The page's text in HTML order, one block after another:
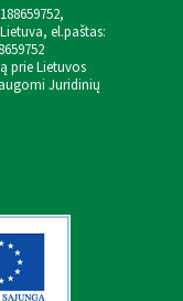
el.paštas:
prie Lietuvos
Juridinių